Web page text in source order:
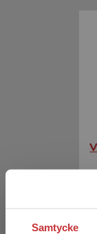
Samtycke